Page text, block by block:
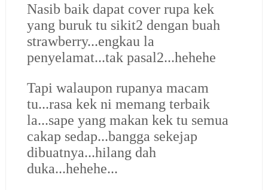
Nasib baik dapat cover rupa kek
yang buruk tu sikit2 dengan buah
strawberry...engkau la
penyelamat...tak pasal2...hehehe
Tapi walaupon rupanya macam
tu...rasa kek ni memang terbaik
la...sape yang makan kek tu semua
cakap sedap...bangga sekejap
dibuatnya...hilang dah
duka...hehehe...